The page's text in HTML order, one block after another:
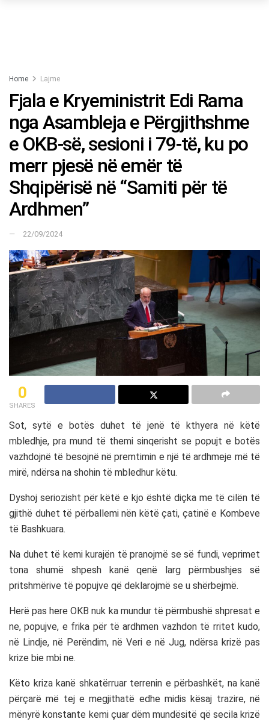
Home Lajme
Fjala e Kryeministrit Edi Rama
nga Asambleja e Përgjithshme
e OKB-së, sesioni i 79-të, ku po
merr pjesë në emër të
Shqipërisë në “Samiti për të
Ardhmen”
22/09/2024
0
SHARES
Sot, sytë e botës duhet të jenë të kthyera në këtë
mbledhje, pra mund të themi sinqerisht se popujt e botës
vazhdojnë të besojnë në premtimin e një të ardhmeje më të
mirë, ndërsa na shohin të mbledhur këtu.
Dyshoj seriozisht për këtë e kjo është diçka me të cilën të
gjithë duhet të përballemi nën këtë çati, çatinë e Kombeve
të Bashkuara.
Na duhet të kemi kurajën të pranojmë se së fundi, veprimet
tona shumë shpesh kanë qenë larg përmbushjes së
pritshmërive të popujve që deklarojmë se u shërbejmë.
Herë pas here OKB nuk ka mundur të përmbushë shpresat e
ne, popujve, e frika për të ardhmen vazhdon të rritet kudo,
në Lindje, në Perëndim, në Veri e në Jug, ndërsa krizë pas
krize bie mbi ne.
Këto kriza kanë shkatërruar terrenin e përbashkët, na kanë
përçarë më tej e megjithatë edhe midis kësaj trazire, në
mënyrë konstante kemi çuar dëm mundësitë që secila krizë